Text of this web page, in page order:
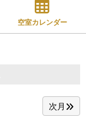
空室カレンダー
次月